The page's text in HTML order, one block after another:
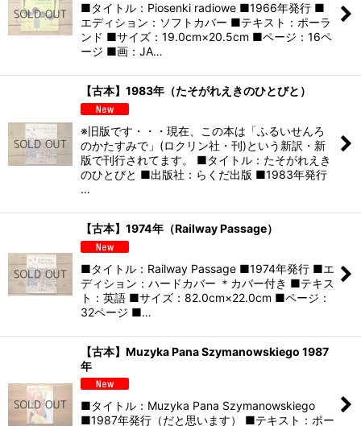
■タイトル：Piosenki radiowe ■1966年発行 ■
エディション：ソフトカバー ■テキスト：ポーラ
ンド ■サイズ：19.0cm×20.5cm ■ページ：16ペ
ージ ■画：JA…
【古本】1983年（たそがれえきのひとびと）
※旧版です・・・現在、この本は「ふるいせんろ
のかたすみで」(ロクリン社・刊)という新訳・新
版で刊行されてます。 ■タイトル：たそがれえき
のひとびと ■出版社：らくだ出版 ■1983年発行
…
【古本】1974年（Railway Passage）
■タイトル：Railway Passage ■1974年発行 ■エ
ディション：ハードカバー ＊カバー付き ■テキス
ト：英語 ■サイズ：82.0cm×22.0cm ■ページ：
32ページ ■…
【古本】Muzyka Pana Szymanowskiego 1987
年
■タイトル：Muzyka Pana Szymanowskiego
■1987年発行（だと思います） ■テキスト：ポー